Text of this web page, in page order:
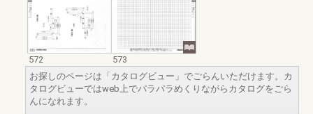
572
573
お探しのページは「カタログビュー」でごらんいただけます。カ
タログビューではweb上でパラパラめくりながらカタログをごら
んになれます。